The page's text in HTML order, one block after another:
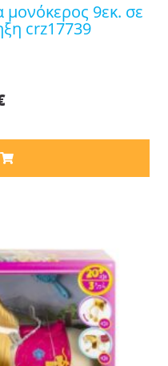
crz17739